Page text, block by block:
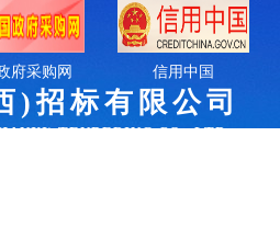
)招标有限公司
TENDERING CO., LTD.
府采购网 信用中国